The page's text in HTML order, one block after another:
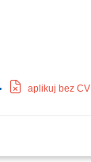
aplikuj bez CV
i kompletowanie